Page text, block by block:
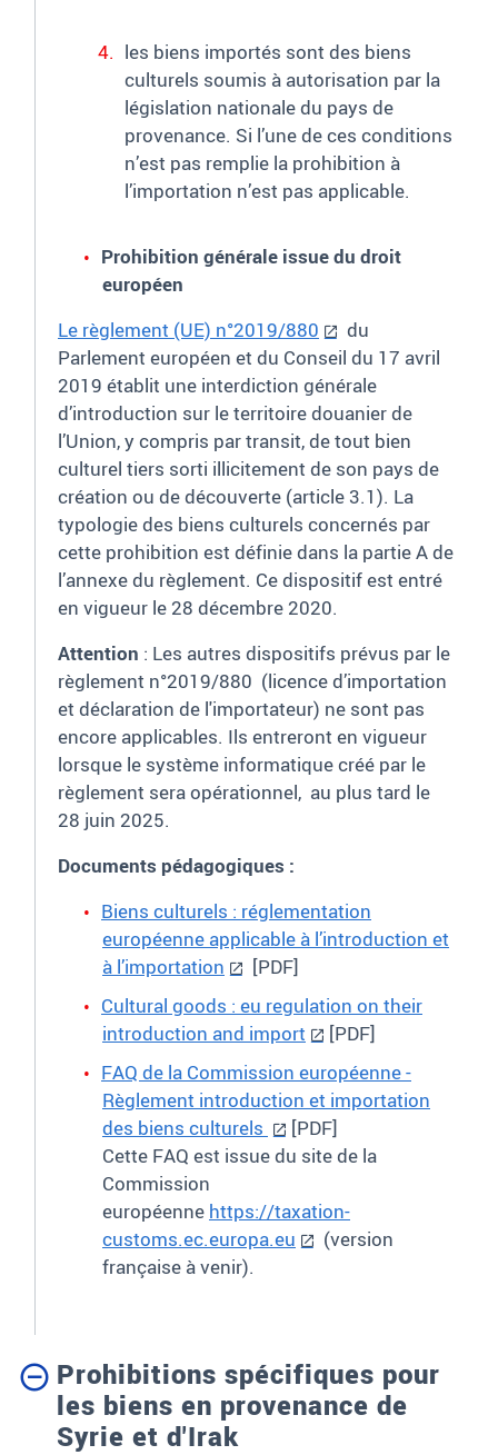
les biens importés sont des biens
culturels soumis à autorisation par la
législation nationale du pays de
provenance. Si l’une de ces conditions
n’est pas remplie la prohibition à
l’importation n’est pas applicable.
Prohibition générale issue du droit
européen
Le règlement (UE) n°2019/880
du
Parlement européen et du Conseil du 17 avril
2019 établit une interdiction générale
d’introduction sur leterritoire douanier de
l’Union,y compris partransit,detout bien
culturel tiers sorti illicitement de son pays de
création ou de découverte (article 3.1). La
typologie des biens culturels concernés par
cette prohibition est définiedans la partie A de
l’annexedu règlement. Ce dispositif est entré
en vigueur le 28 décembre 2020.
Attention : Les autres dispositifs prévus par le
règlement n°2019/880 (licence d’importation
et déclaration de l'importateur) ne sont pas
encore applicables. Ils entreront en vigueur
lorsque le système informatique créé par le
règlement sera opérationnel, au plus tard le
28 juin 2025.
Documents pédagogiques :
Biens culturels : réglementation
européenne applicable à l’introduction et
à l’importation
[PDF]
Cultural goods : eu regulation on their
introduction and import
[PDF]
FAQ de la Commission européenne -
Règlement introduction et importation
des biens culturels
[PDF]
Cette FAQ est issue du site de la
Commission
européenne https://taxation-
customs.ec.europa.eu
(version
française à venir).
Prohibitions spécifiques pour
les biens en provenance de
Syrie et d'Irak